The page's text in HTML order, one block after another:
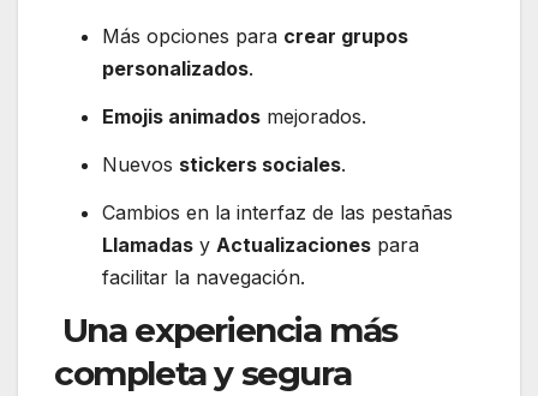
Más opciones para crear grupos
personalizados.
Emojis animados mejorados.
Nuevos stickers sociales.
Cambios en la interfaz de las pestañas
Llamadas y Actualizaciones para
facilitar la navegación.
Una experiencia más
completa y segura